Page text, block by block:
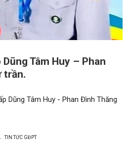
Tâm Huy – Phan
trần.
Dũng Tâm Huy - Phan Đình Thăng
. TIN TỨC GĐPT